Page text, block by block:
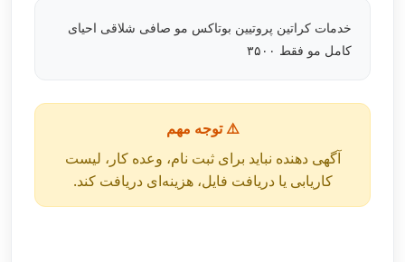
خدمات کراتین پروتیین بوتاکس مو صافی شلاقی احیای
کامل مو فقط ۳۵۰۰
⚠️ توجه مهم
آگهی دهنده نباید برای ثبت نام، وعده کار، لیست
کاریابی یا دریافت فایل، هزینه‌ای دریافت کند.